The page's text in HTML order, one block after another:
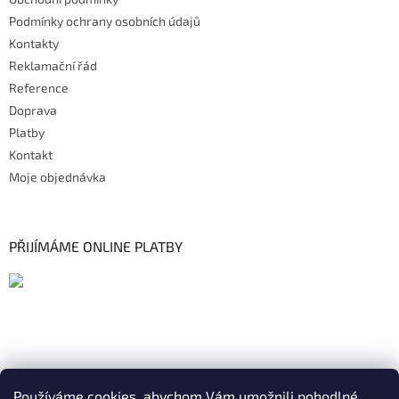
Podmínky ochrany osobních údajů
Kontakty
Reklamační řád
Reference
Doprava
Platby
Kontakt
Moje objednávka
PŘIJÍMÁME ONLINE PLATBY